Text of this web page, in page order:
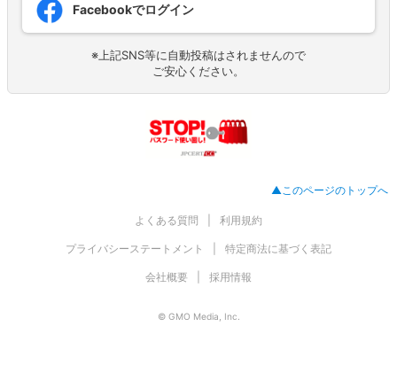
Facebookでログイン
※上記SNS等に自動投稿はされませんので
ご安心ください。
▲このページのトップへ
よくある質問 利用規約
プライバシーステートメント 特定商法に基づく表記
会社概要 採用情報
© GMO Media, Inc.